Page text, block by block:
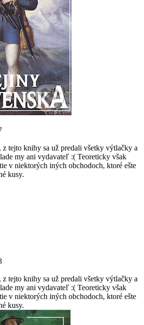
z tejto knihy sa už predali všetky výtlačky a
my ani vydavateľ :( Teoreticky však
v niektorých iných obchodoch, ktoré ešte
kusy.
z tejto knihy sa už predali všetky výtlačky a
my ani vydavateľ :( Teoreticky však
v niektorých iných obchodoch, ktoré ešte
kusy.